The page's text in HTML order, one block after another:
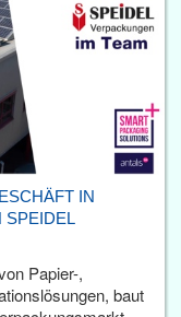
IN
SPEIDEL
Papier-,
baut